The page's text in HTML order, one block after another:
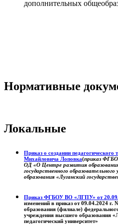
дополнительных
Нормативные
Локальные
Приказ о создании
Михайловича Лоповка(приказ
ОД «О Центре развития
государственного
образования «Луганский
Приказ ФГБОУ ВО «ЛГПУ» от
изменений в приказ от 09.04.2024
образования (филиале)
учреждения высшего образования
педагогический университет»